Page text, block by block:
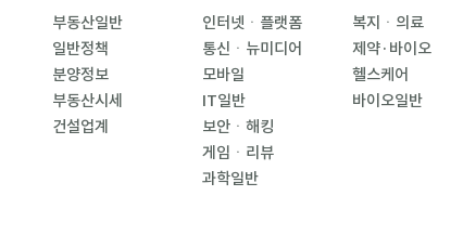
부동산일반
일반정책
분양정보
부동산시세
건설업계
인터넷ㆍ플랫폼
통신ㆍ뉴미디어
모바일
IT일반
보안ㆍ해킹
게임ㆍ리뷰
과학일반
복지ㆍ의료
제약·바이오
헬스케어
바이오일반